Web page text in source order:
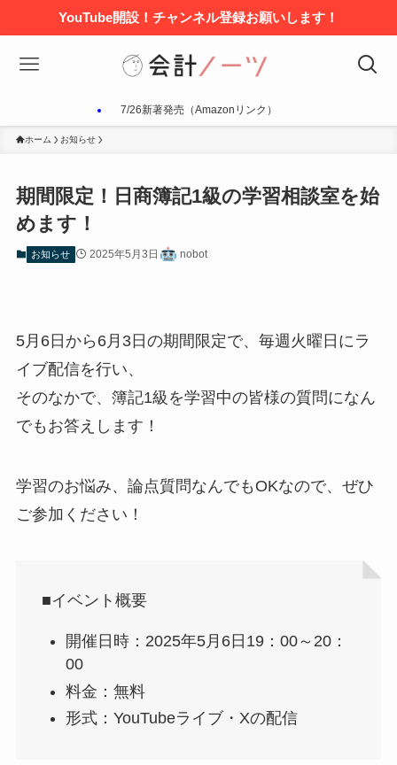
YouTube開設！チャンネル登録お願いします！
7/26新著発売（Amazonリンク）
ホーム お知らせ
期間限定！日商簿記1級の学習相談室を始
めます！
お知らせ 2025年5月3日 nobot
5月6日から6月3日の期間限定で、毎週火曜日にラ
イブ配信を行い、
そのなかで、簿記1級を学習中の皆様の質問になん
でもお答えします！
学習のお悩み、論点質問なんでもOKなので、ぜひ
ご参加ください！
■イベント概要
開催日時：2025年5月6日19：00～20：
00
料金：無料
形式：YouTubeライブ・Xの配信